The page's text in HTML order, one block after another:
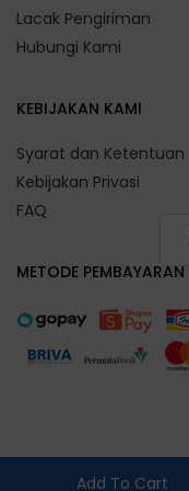
Add To Cart
Hubungi Kami
Kebijakan Privasi
FAQ